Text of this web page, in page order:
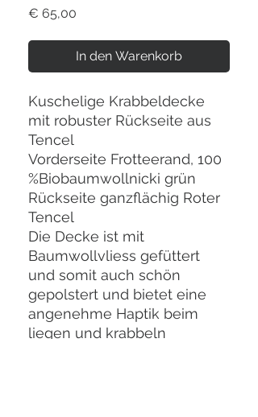
€ 65,00
In den Warenkorb
Kuschelige Krabbeldecke
mit robuster Rückseite aus
Tencel
Vorderseite Frotteerand, 100
%Biobaumwollnicki grün
Rückseite ganzflächig Roter
Tencel
Die Decke ist mit
Baumwollvliess gefüttert
und somit auch schön
gepolstert und bietet eine
angenehme Haptik beim
liegen und krabbeln